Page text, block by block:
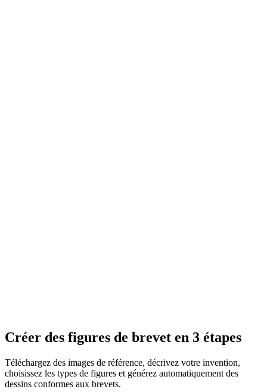
Créer des figures de brevet en 3 étapes
Téléchargez des images de référence, décrivez votre invention,
choisissez les types de figures et générez automatiquement des
dessins conformes aux brevets.